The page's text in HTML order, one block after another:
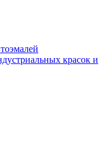
красок и